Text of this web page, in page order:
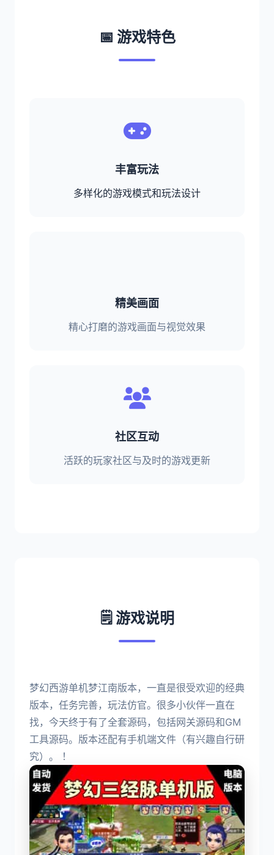
📅 游戏特色
丰富玩法
多样化的游戏模式和玩法设计
精美画面
精心打磨的游戏画面与视觉效果
社区互动
活跃的玩家社区与及时的游戏更新
🗒️ 游戏说明
梦幻西游单机梦江南版本，一直是很受欢迎的经典
版本，任务完善，玩法仿官。很多小伙伴一直在
找，今天终于有了全套源码，包括网关源码和GM
工具源码。版本还配有手机端文件（有兴趣自行研
究）。 ！